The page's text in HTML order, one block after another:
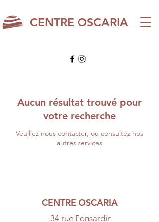
CENTRE OSCARIA
Aucun résultat trouvé pour
votre recherche
Veuillez nous contacter, ou consultez nos
autres services
CENTRE OSCARIA
34 rue Ponsardin